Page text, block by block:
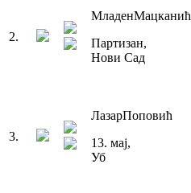
2.
МладенМацканић
Партизан,
Нови Сад
3.
ЛазарПоповић
13. мај,
Уб